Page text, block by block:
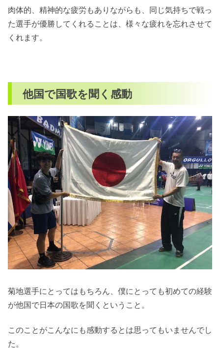
肉体的、精神的な疲労もありながらも、同じ気持ちで戦っ
た選手が優勝してくれることは、様々な疲れを忘れさせて
くれます。
他国で国歌を聞く感動
菊地選手にとってはもちろん、僕にとっても初めての経験
が他国で日本の国歌を聞くということ。
このことがこんなにも感動するとは思ってもいませんでし
た。